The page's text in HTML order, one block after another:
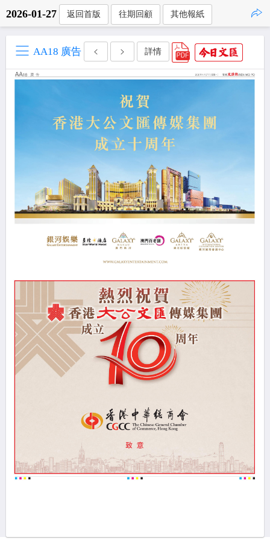
2026-01-27 返回首版 往期回顧 其他報紙
AA18 廣告 詳情